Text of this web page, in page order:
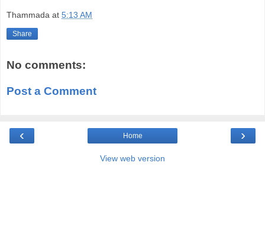
Thammada at 5:13 AM
Share
No comments:
Post a Comment
‹ ›
Home
View web version